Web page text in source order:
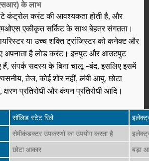
के लाभ
कंट्रोल करंट की आवश्यकता होती है, और
एकीकृत सर्किट के साथ बेहतर संगतता।
या उच्च शक्ति ट्रांजिस्टर को कनेक्ट और
अपनाता है लोड करंट। इनपुट और आउटपुट
संपर्क सदस्य के बिना चालू –बंद, इसलिए इसमें
तेज, कोई शोर नहीं, लंबी आयु, छोटा
क्षरण प्रतिरोधी और कंपन प्रतिरोधी आदि।
सॉलिड स्टेट रिले
सेमीकंडक्टर उपकरणों का उपयोग करता है
छोटा आकार
बड़ा